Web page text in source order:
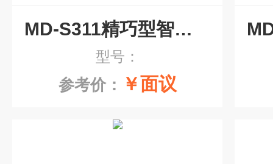
MD-S311精巧型智能温度变送器
型号：
参考价： ￥面议